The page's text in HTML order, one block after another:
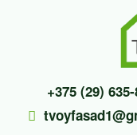
+375 (29)